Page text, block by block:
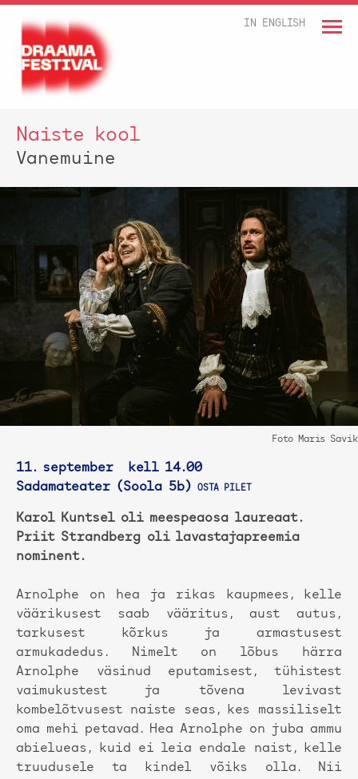
IN ENGLISH
Naiste kool
Vanemuine
Foto Maris Savik
11. september kell 14.00
Sadamateater (Soola 5b)
OSTA PILET
Karol Kuntsel oli meespeaosa laureaat.
Priit Strandberg oli lavastajapreemia
nominent.
Arnolphe on hea ja rikas kaupmees, kelle
väärikusest saab vääritus, aust autus,
tarkusest kõrkus ja armastusest
armukadedus. Nimelt on lõbus härra
Arnolphe väsinud eputamisest, tühistest
vaimukustest ja tõvena levivast
kombelõtvusest naiste seas, kes massiliselt
oma mehi petavad. Hea Arnolphe on juba ammu
abielueas, kuid ei leia endale naist, kelle
truudusele ta kindel võiks olla. Nii